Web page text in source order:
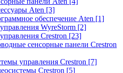
Aten [3]
обеспечение Aten [1]
WyreStorm [2]
Crestron [23]
сенсорные панели Crestron
управления Crestron [7]
Crestron [5]